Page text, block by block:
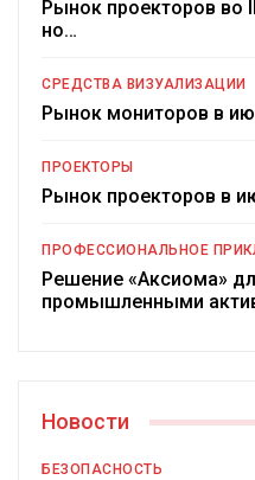
Рынок проекторов во
но…
СРЕДСТВА ВИЗУАЛИЗАЦИИ
Рынок мониторов в
ПРОЕКТОРЫ
Рынок проекторов в
ПРОФЕССИОНАЛЬНОЕ
Решение «Аксиома»
промышленными
Новости
БЕЗОПАСНОСТЬ